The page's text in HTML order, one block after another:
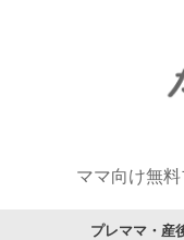
ママ向け無料
プレママ・産